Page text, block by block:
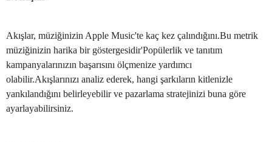
Akışlar, müziğinizin Apple Music'te kaç kez çalındığını.Bu metrik
müziğinizin harika bir göstergesidir'Popülerlik ve tanıtım
kampanyalarınızın başarısını ölçmenize yardımcı
olabilir.Akışlarınızı analiz ederek, hangi şarkıların kitlenizle
yankılandığını belirleyebilir ve pazarlama stratejinizi buna göre
ayarlayabilirsiniz.